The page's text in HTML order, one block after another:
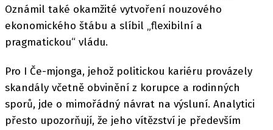
Oznámil také okamžité vytvoření nouzového
ekonomického štábu a slíbil „flexibilní a
pragmatickou“ vládu.
Pro I Če-mjonga, jehož politickou kariéru provázely
skandály včetně obvinění z korupce a rodinných
sporů, jde o mimořádný návrat na výsluní. Analytici
přesto upozorňují, že jeho vítězství je především